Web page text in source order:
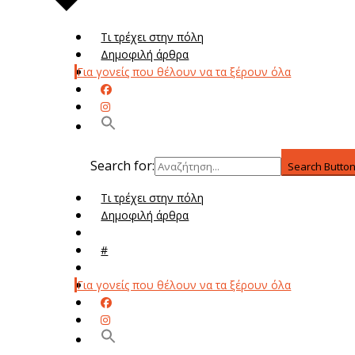
Τι τρέχει στην πόλη
Δημοφιλή άρθρα
Για γονείς που θέλουν να τα ξέρουν όλα
Search for: Search
Τι τρέχει στην πόλη
Δημοφιλή άρθρα
#
Για γονείς που θέλουν να τα ξέρουν όλα